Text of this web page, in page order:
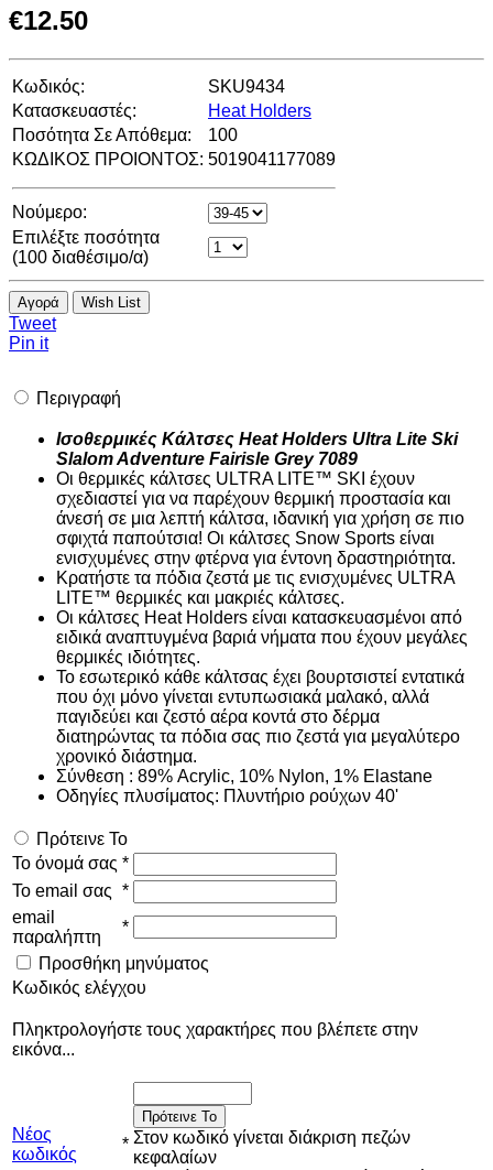
€12.50
Κωδικός:
SKU9434
Κατασκευαστές:
Heat Holders
Ποσότητα Σε Απόθεμα:
100
ΚΩΔΙΚΟΣ ΠΡΟΙΟΝΤΟΣ: 5019041177089
Νούμερο:
Επιλέξτε ποσότητα
(100 διαθέσιμο/α)
Αγορά Wish List
Tweet
Pin it
Περιγραφή
Ισοθερμικές Κάλτσες Heat Holders Ultra Lite Ski
Slalom Adventure Fairisle Grey 7089
Οι θερμικές κάλτσες ULTRA LITE™ SKI έχουν
σχεδιαστεί για να παρέχουν θερμική προστασία και
άνεσή σε μια λεπτή κάλτσα, ιδανική για χρήση σε πιο
σφιχτά παπούτσια! Οι κάλτσες Snow Sports είναι
ενισχυμένες στην φτέρνα για έντονη δραστηριότητα.
Κρατήστε τα πόδια ζεστά με τις ενισχυμένες ULTRA
LITE™ θερμικές και μακριές κάλτσες.
Οι κάλτσες Heat Holders είναι κατασκευασμένοι από
ειδικά αναπτυγμένα βαριά νήματα που έχουν μεγάλες
θερμικές ιδιότητες.
Το εσωτερικό κάθε κάλτσας έχει βουρτσιστεί εντατικά
που όχι μόνο γίνεται εντυπωσιακά μαλακό, αλλά
παγιδεύει και ζεστό αέρα κοντά στο δέρμα
διατηρώντας τα πόδια σας πιο ζεστά για μεγαλύτερο
χρονικό διάστημα.
Σύνθεση : 89% Acrylic, 10% Nylon, 1% Elastane
Οδηγίες πλυσίματος: Πλυντήριο ρούχων 40'
Πρότεινε Το
Το όνομά σας *
Το email σας *
email
παραλήπτη
*
Προσθήκη μηνύματος
Κωδικός ελέγχου
Πληκτρολογήστε τους χαρακτήρες που βλέπετε στην
εικόνα...
Νέος
κωδικός
*
Πρότεινε Το
Στον κωδικό γίνεται διάκριση πεζών
κεφαλαίων